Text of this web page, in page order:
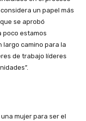
un papel más
se aprobó
poco estamos
largo camino para la
de trabajo líderes
mujer para ser el